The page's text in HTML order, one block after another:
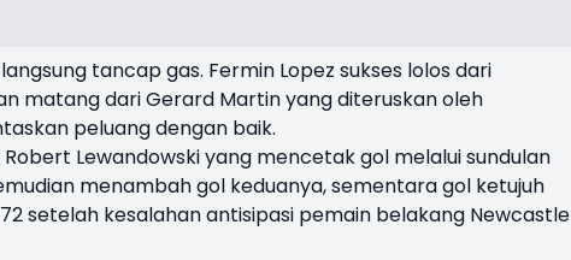
tancap gas. Fermin Lopez sukses lolos dari
matang dari Gerard Martin yang diteruskan oleh
peluang dengan baik.
Lewandowski yang mencetak gol melalui sundulan
menambah gol keduanya, sementara gol ketujuh
setelah kesalahan antisipasi pemain belakang Newcastle